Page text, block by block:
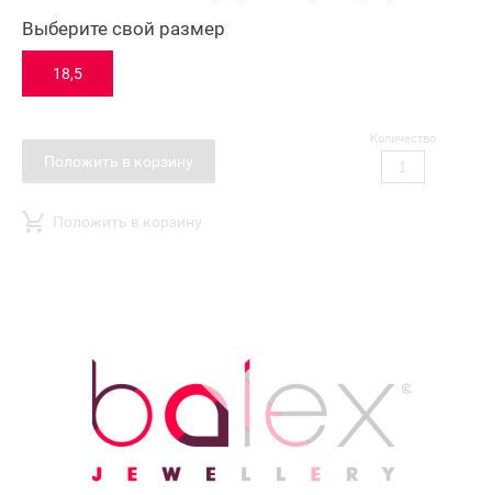
Выберите свой размер
18,5
Положить в корзину
Количество
Положить в корзину